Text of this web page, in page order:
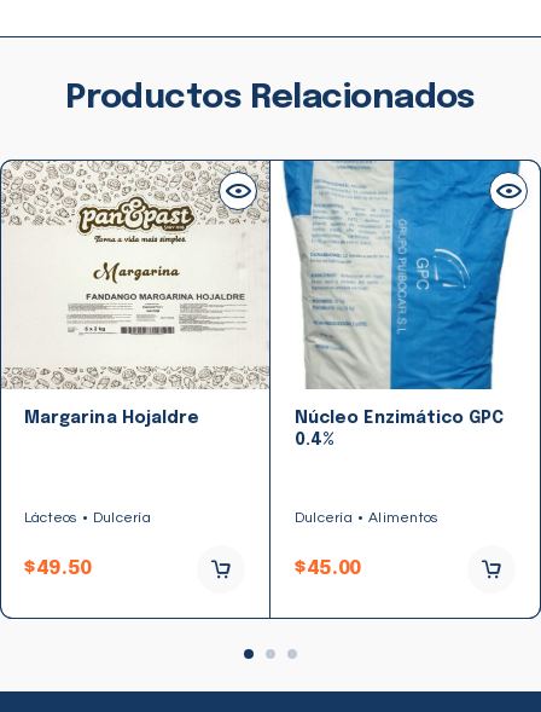
Productos Relacionados
Margarina Hojaldre
Lácteos Dulcería
$49.50
Núcleo Enzimático GPC
0.4%
Dulcería Alimentos
$45.00